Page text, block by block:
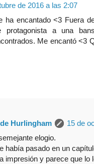
de 2016 a las 2:07
ha encantado <3 Fuera
protagonista a una
Me encantó <3
Hurlingham
15 de
elogio.
había pasado en un
impresión y parece que lo